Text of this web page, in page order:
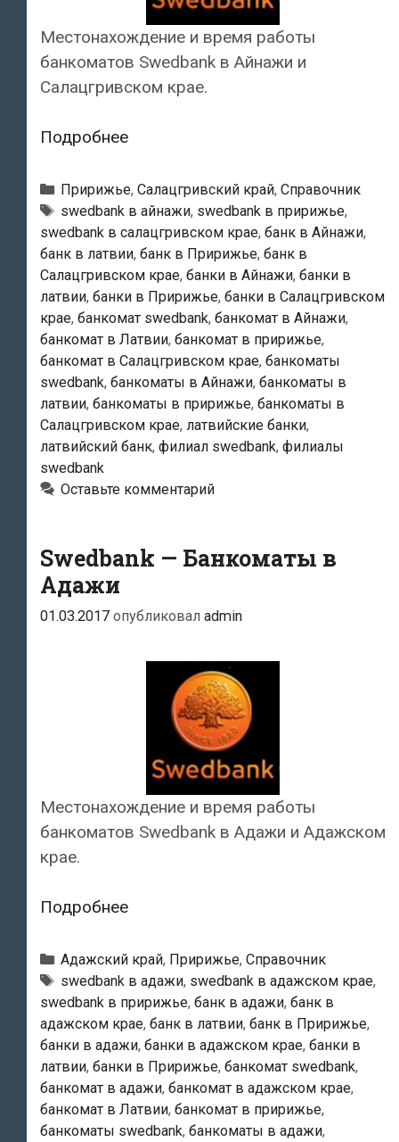
Местонахождение и время работы
банкоматов Swedbank в Айнажи и
Салацгривском крае.
ПодробнееSwedbank
Банкоматы
в
Айнажи
Рубрики
Пририжье, Салацгривский край, Справочник
Тэги
swedbank в айнажи, swedbank в пририжье,
swedbank в салацгривском крае, банк в Айнажи,
банк в латвии, банк в Пририжье, банк в
Салацгривском крае, банки в Айнажи, банки в
латвии, банки в Пририжье, банки в Салацгривском
крае, банкомат swedbank, банкомат в Айнажи,
банкомат в Латвии, банкомат в пририжье,
банкомат в Салацгривском крае, банкоматы
swedbank, банкоматы в Айнажи, банкоматы в
латвии, банкоматы в пририжье, банкоматы в
Салацгривском крае, латвийские банки,
латвийский банк, филиал swedbank, филиалы
swedbank
Оставьте комментарий
Swedbank — Банкоматы в
Адажи
01.03.2017 опубликовал admin
Местонахождение и время работы
банкоматов Swedbank в Адажи и Адажском
крае.
ПодробнееSwedbank
Банкоматы
в
Адажи
Рубрики
Адажский край, Пририжье, Справочник
Тэги
swedbank в адажи, swedbank в адажском крае,
swedbank в пририжье, банк в адажи, банк в
адажском крае, банк в латвии, банк в Пририжье,
банки в адажи, банки в адажском крае, банки в
латвии, банки в Пририжье, банкомат swedbank,
банкомат в адажи, банкомат в адажском крае,
банкомат в Латвии, банкомат в пририжье,
банкоматы swedbank, банкоматы в адажи,